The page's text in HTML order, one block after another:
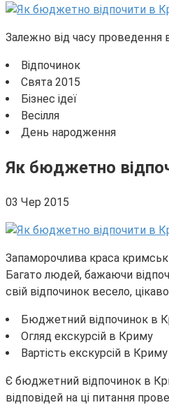
Залежно від часу проведення
Відпочинок
Свята 2015
Бізнес ідеї
Весілля
День народження
Як бюджетно
03 Чер 2015
Запаморочлива краса
Багато людей, бажаючи
свій відпочинок весело,
Бюджетний відпочинок в
Огляд екскурсій в Криму
Вартість екскурсій в Криму
Є бюджетний відпочинок в
відповідей на ці питання